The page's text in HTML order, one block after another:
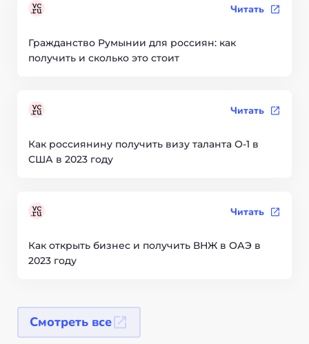
Смотреть все
Читать
Гражданство Румынии для россиян: как
получить и сколько это стоит
Читать
Как россиянину получить визу таланта О-1 в
США в 2023 году
Читать
Как открыть бизнес и получить ВНЖ в ОАЭ в
2023 году